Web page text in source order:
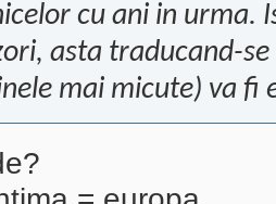
cu ani in urma.
asta traducand-
mai micute) va fi